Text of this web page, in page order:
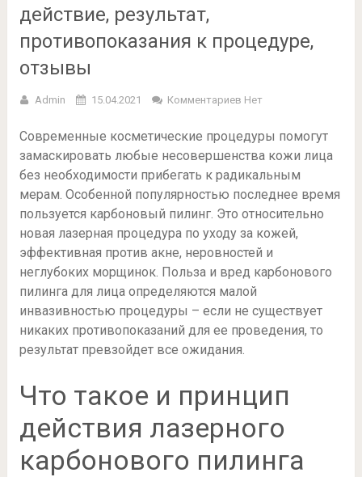
действие, результат,
противопоказания к процедуре,
отзывы
Admin 15.04.2021 Комментариев Нет
Современные косметические процедуры помогут
замаскировать любые несовершенства кожи лица
без необходимости прибегать к радикальным
мерам. Особенной популярностью последнее время
пользуется карбоновый пилинг. Это относительно
новая лазерная процедура по уходу за кожей,
эффективная против акне, неровностей и
неглубоких морщинок. Польза и вред карбонового
пилинга для лица определяются малой
инвазивностью процедуры – если не существует
никаких противопоказаний для ее проведения, то
результат превзойдет все ожидания.
Что такое и принцип
действия лазерного
карбонового пилинга